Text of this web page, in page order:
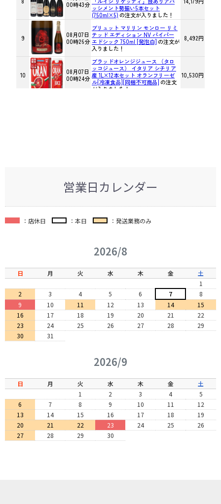
営業日カレンダー
：店休日 ：本日 ：発送業務のみ
2026/8
日 月 火 水 木 金
土
1
2
3 4 5 6 7
8
9
10 11 12 13 14
15
16
17 18 19 20 21
22
23
24 25 26 27 28
29
30
31
2026/9
日 月 火 水 木 金
土
1
2 3 4
5
6
7 8 9 10 11
12
13
14 15 16 17 18
19
20
21 22 23 24 25
26
27
28 29 30